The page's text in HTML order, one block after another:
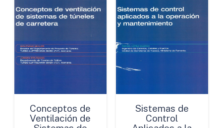
Conceptos de
Ventilación de
Sistemas de
Control